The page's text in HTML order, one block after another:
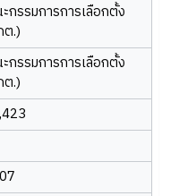
กรรมการการเลือกตั้ง
.)
กรรมการการเลือกตั้ง
.)